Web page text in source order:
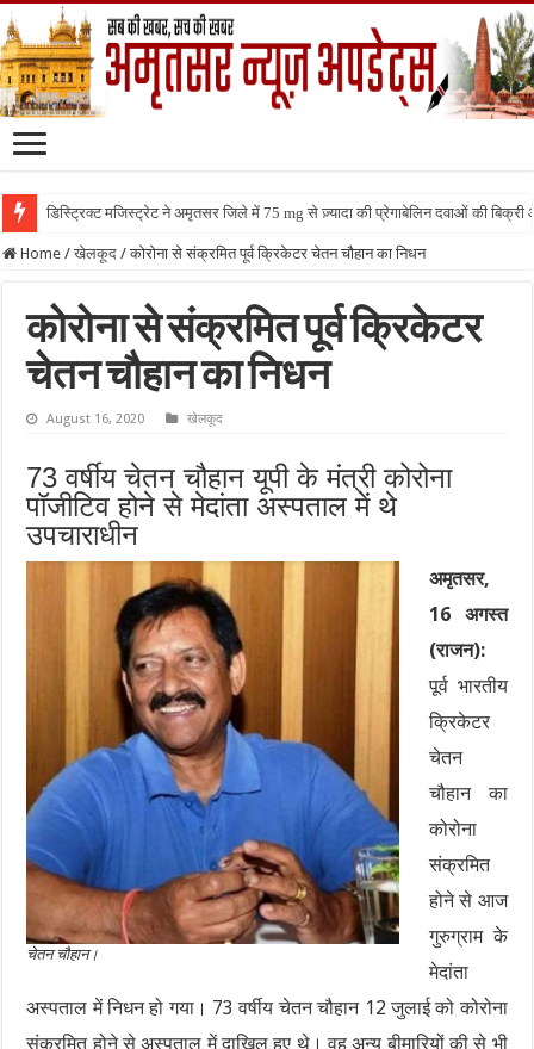
डिस्ट्रिक्ट मजिस्ट्रेट ने अमृतसर जिले में 75 mg से ज़्यादा की प्रेगाबेलिन दवाओं की
Home / खेलकूद / कोरोना से संक्रमित पूर्व क्रिकेटर चेतन चौहान का निधन
कोरोना से संक्रमित पूर्व क्रिकेटर
चेतन चौहान का निधन
August 16, 2020 खेलकूद
73 वर्षीय चेतन चौहान यूपी के मंत्री कोरोना
पॉजीटिव होने से मेदांता अस्पताल में थे
उपचाराधीन
चेतन चौहान।
अमृतसर,
16 अगस्त
(राजन):
पूर्व भारतीय
क्रिकेटर
चेतन
चौहान का
कोरोना
संक्रमित
होने से आज
गुरुग्राम के
मेदांता
अस्पताल में निधन हो गया। 73 वर्षीय चेतन चौहान 12 जुलाई को कोरोना
संक्रमित होने से अस्पताल में दाखिल हुए थे। वह अन्य बीमारियों की से भी